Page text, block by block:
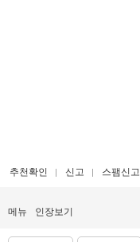
추천확인 신고 스팸신고
메뉴 인장보기